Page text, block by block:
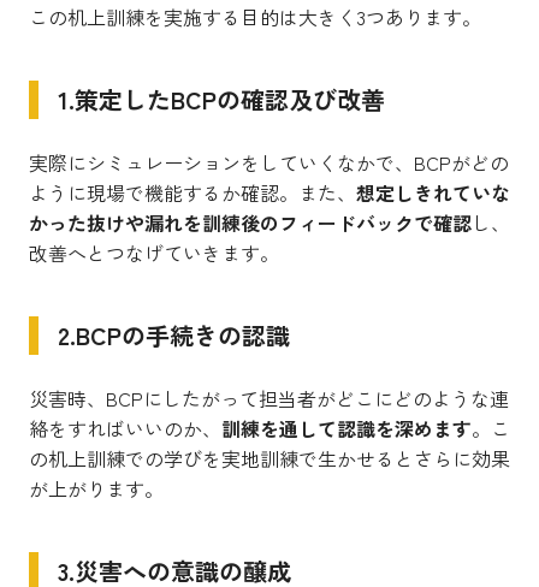
この机上訓練を実施する目的は大きく3つあります。
1.策定したBCPの確認及び改善
実際にシミュレーションをしていくなかで、BCPがどの
ように現場で機能するか確認。また、 想定しきれていな
かった抜けや漏れを訓練後のフィードバックで確認し、
改善へとつなげていきます。
2.BCPの手続きの認識
災害時、BCPにしたがって担当者がどこにどのような連
絡をすればいいのか、 訓練を通して認識を深めます。こ
の机上訓練での学びを実地訓練で生かせるとさらに効果
が上がります。
3.災害への意識の醸成